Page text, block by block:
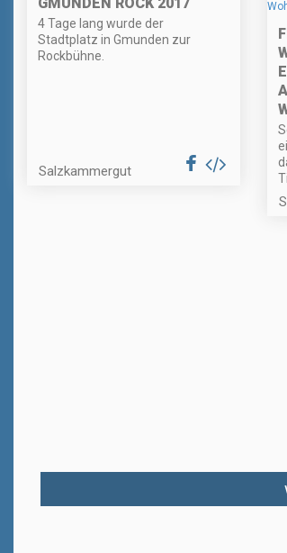
GMUNDEN ROCK 2017
4 Tage lang wurde der
Stadtplatz in Gmunden zur
Rockbühne.
Salzkammergut